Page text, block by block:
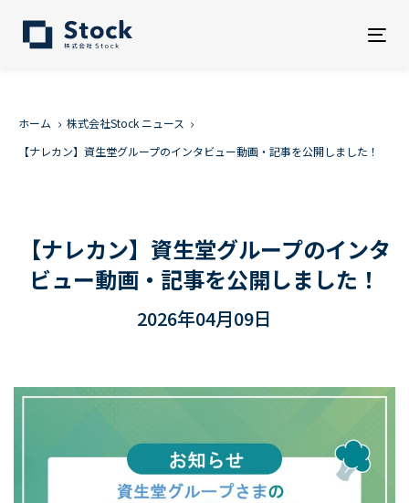
ホーム
株式会社Stock ニュース
【ナレカン】資生堂グループのインタビュー動画・記事を公開しました！
【ナレカン】資生堂グループのインタ
ビュー動画・記事を公開しました！
2026年04月09日